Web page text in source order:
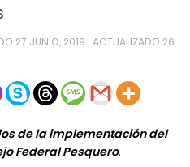
27 JUNIO, 2019 · ACTUALIZADO 26
de la implementación del
Federal Pesquero.